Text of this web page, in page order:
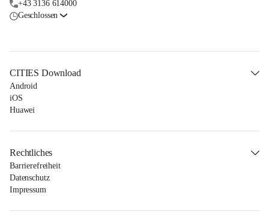
+43 3136 614000
Geschlossen
CITIES Download
Android
iOS
Huawei
Rechtliches
Barrierefreiheit
Datenschutz
Impressum